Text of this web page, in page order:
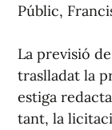
Públic,
La previsió
traslladat la
estiga
tant, la